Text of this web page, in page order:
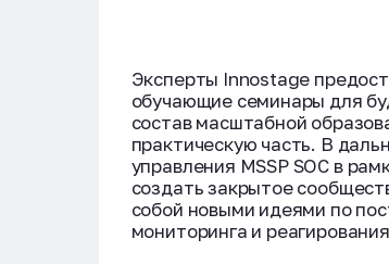
Эксперты Innostage
обучающие семинары для
состав масштабной
практическую часть. В
управления MSSP SOC в
создать закрытое
собой новыми идеями по
мониторинга и